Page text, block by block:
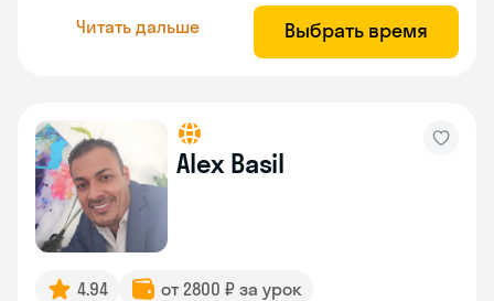
Читать дальше Выбрать время
Alex Basil
4.94
от 2800 ₽ за урок